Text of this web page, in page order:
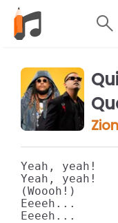
Yeah, yeah!
Yeah, yeah!
(Woooh!)
Eeeeh...
Eeeeh...